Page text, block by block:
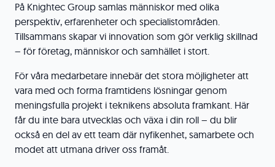
På Knightec Group samlas människor med olika
perspektiv, erfarenheter och specialistområden.
Tillsammans skapar vi innovation som gör verklig skillnad
– för företag, människor och samhället i stort.
För våra medarbetare innebär det stora möjligheter att
vara med och forma framtidens lösningar genom
meningsfulla projekt i teknikens absoluta framkant. Här
får du inte bara utvecklas och växa i din roll – du blir
också en del av ett team där nyfikenhet, samarbete och
modet att utmana driver oss framåt.